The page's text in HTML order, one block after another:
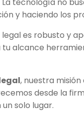
y haciendo los
legal es robusto y
tu alcance
, nuestra
desde la
solo lugar.